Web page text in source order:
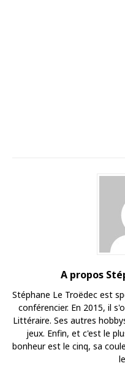
A propos
Stéphane Le Troëdec est
conférencier. En 2015, il
Littéraire. Ses autres
jeux. Enfin, et c'est le
bonheur est le cinq, sa